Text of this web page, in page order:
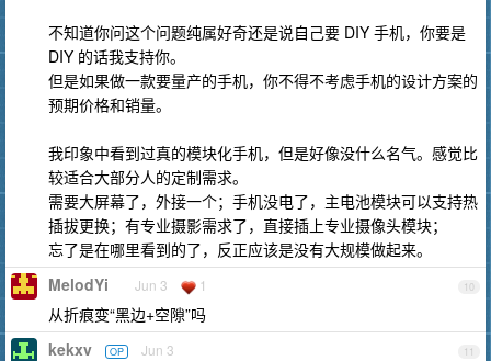
不知道你问这个问题纯属好奇还是说自己要 DIY 手机，你要是
DIY 的话我支持你。
但是如果做一款要量产的手机，你不得不考虑手机的设计方案的
预期价格和销量。
我印象中看到过真的模块化手机，但是好像没什么名气。感觉比
较适合大部分人的定制需求。
需要大屏幕了，外接一个；手机没电了，主电池模块可以支持热
插拔更换；有专业摄影需求了，直接插上专业摄像头模块；
忘了是在哪里看到的了，反正应该是没有大规模做起来。
10
MelodYi Jun 3 1
从折痕变“黑边+空隙”吗
11
kekxv OP Jun 3